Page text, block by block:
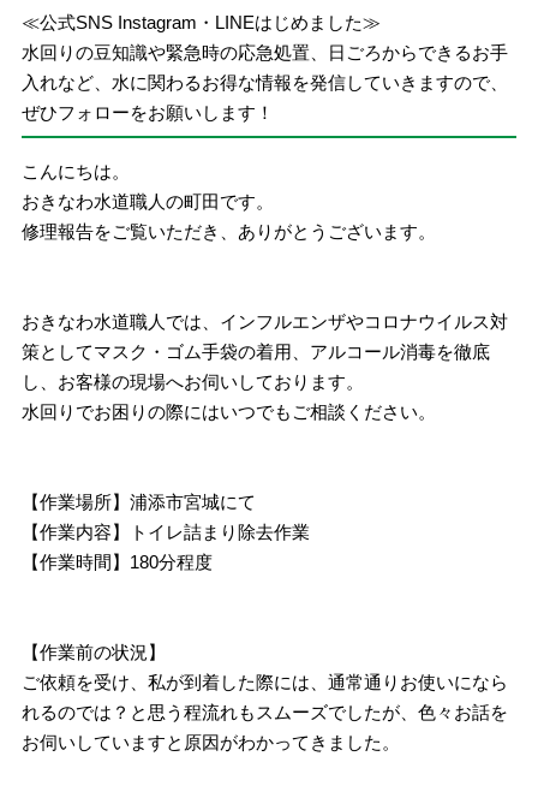
≪公式SNS Instagram・LINEはじめました≫
水回りの豆知識や緊急時の応急処置、日ごろからできるお手
入れなど、水に関わるお得な情報を発信していきますので、
ぜひフォローをお願いします！
こんにちは。
おきなわ水道職人の町田です。
修理報告をご覧いただき、ありがとうございます。
おきなわ水道職人では、インフルエンザやコロナウイルス対
策としてマスク・ゴム手袋の着用、アルコール消毒を徹底
し、お客様の現場へお伺いしております。
水回りでお困りの際にはいつでもご相談ください。
【作業場所】浦添市宮城にて
【作業内容】トイレ詰まり除去作業
【作業時間】180分程度
【作業前の状況】
ご依頼を受け、私が到着した際には、通常通りお使いになら
れるのでは？と思う程流れもスムーズでしたが、色々お話を
お伺いしていますと原因がわかってきました。